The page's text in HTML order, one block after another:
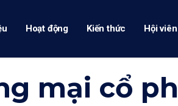
Hoạt động Kiến thức Hội viên
mại cổ